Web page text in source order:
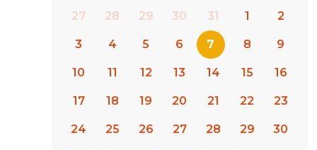
27 28 29 30 31 1 2
3 4 5 6 7 8 9
10 11 12 13 14 15 16
17 18 19 20 21 22 23
24 25 26 27 28 29 30